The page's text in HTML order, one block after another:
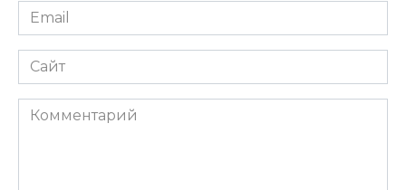
Email
*
Сайт
Комментарий